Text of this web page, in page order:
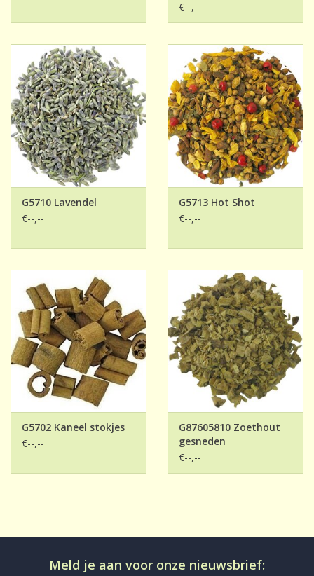
€--,--
G5710 Lavendel
€--,--
G5713 Hot Shot
€--,--
G5702 Kaneel stokjes
€--,--
G87605810 Zoethout
gesneden
€--,--
Meld je aan voor onze nieuwsbrief: